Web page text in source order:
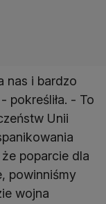
nas i bardzo
pokreśliła. - To
Unii
poparcie dla
powinniśmy
wojna